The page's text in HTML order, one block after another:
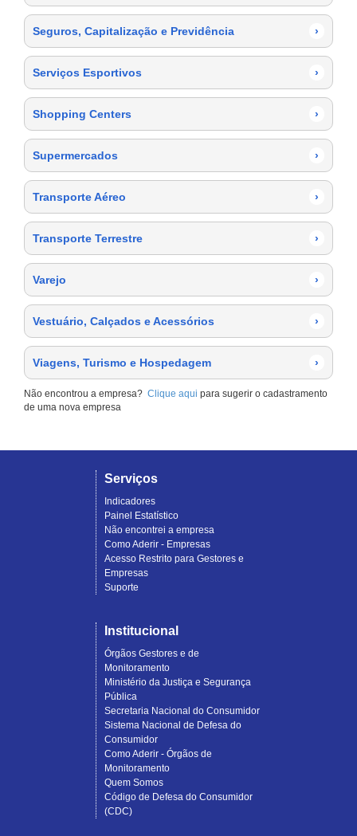
Seguros, Capitalização e Previdência ›
Serviços Esportivos ›
Shopping Centers ›
Supermercados ›
Transporte Aéreo ›
Transporte Terrestre ›
Varejo ›
Vestuário, Calçados e Acessórios ›
Viagens, Turismo e Hospedagem ›
Não encontrou a empresa? Clique aqui para sugerir o cadastramento
de uma nova empresa
Serviços
Indicadores
Painel Estatístico
Não encontrei a empresa
Como Aderir - Empresas
Acesso Restrito para Gestores e
Empresas
Suporte
Institucional
Órgãos Gestores e de
Monitoramento
Ministério da Justiça e Segurança
Pública
Secretaria Nacional do Consumidor
Sistema Nacional de Defesa do
Consumidor
Como Aderir - Órgãos de
Monitoramento
Quem Somos
Código de Defesa do Consumidor
(CDC)